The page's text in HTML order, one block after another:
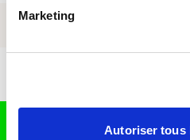
Marketing
Autoriser tous
Retrouvez